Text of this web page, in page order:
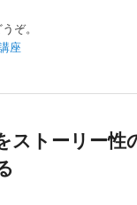
ぞ。
座
ストーリー性